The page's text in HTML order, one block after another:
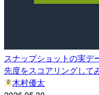
スナップショットの実デ
先度をスコアリングして
木村優太